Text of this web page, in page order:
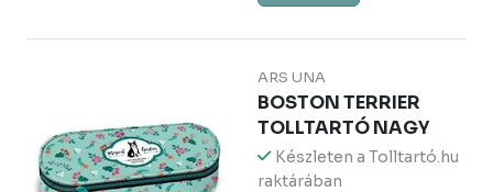
ARS UNA
BOSTON TERRIER
TOLLTARTÓ NAGY
Készleten a Tolltartó.hu
raktárában